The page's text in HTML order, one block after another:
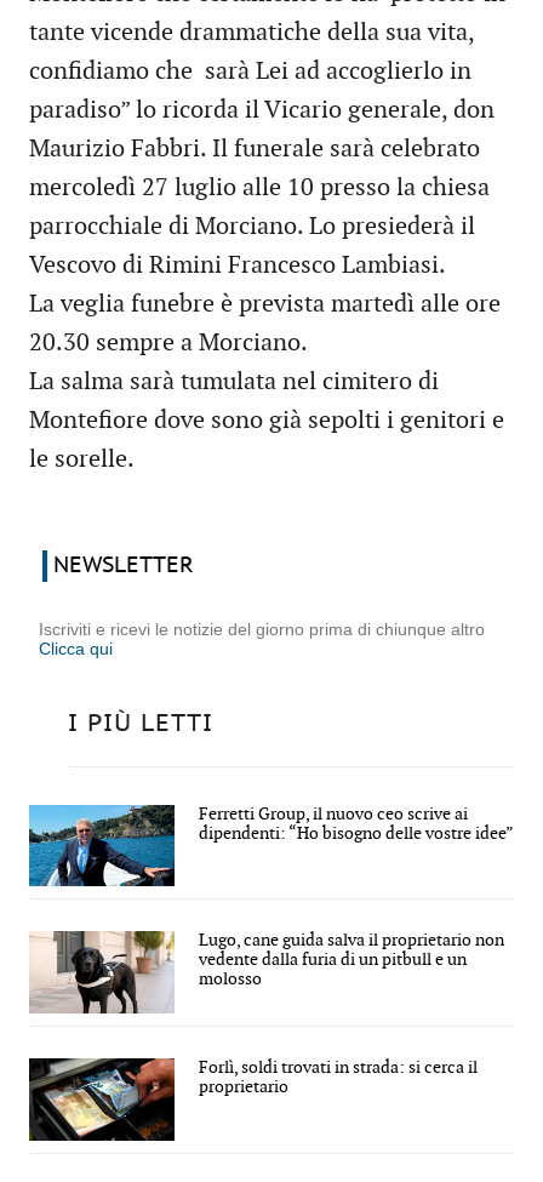
tante vicende drammatiche della sua vita,
confidiamo che sarà Lei ad accoglierlo in
paradiso” lo ricorda il Vicario generale, don
Maurizio Fabbri. Il funerale sarà celebrato
mercoledì 27 luglio alle 10 presso la chiesa
parrocchiale di Morciano. Lo presiederà il
Vescovo di Rimini Francesco Lambiasi.
La veglia funebre è prevista martedì alle ore
20.30 sempre a Morciano.
La salma sarà tumulata nel cimitero di
Montefiore dove sono già sepolti i genitori e
le sorelle.
NEWSLETTER
Iscriviti e ricevi le notizie del giorno prima di chiunque altro
Clicca qui
I PIÙ LETTI
Ferretti Group, il nuovo ceo scrive ai
dipendenti: “Ho bisogno delle vostre idee”
Lugo, cane guida salva il proprietario non
vedente dalla furia di un pitbull e un
molosso
Forlì, soldi trovati in strada: si cerca il
proprietario